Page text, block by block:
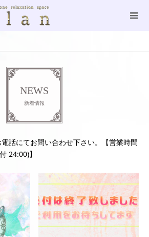
NEWS
新着情報
話にてお問い合わせ下さい。【営業時間
24:00)】